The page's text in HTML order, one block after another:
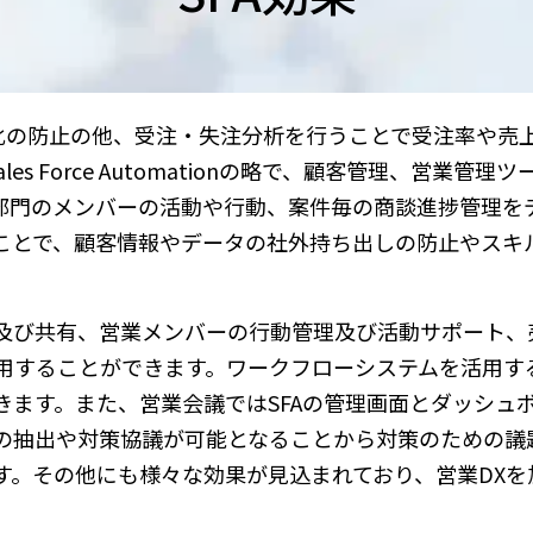
防止の他、受注・失注分析を行うことで受注率や売
Force Automationの略で、顧客管理、営業管理ツ
のメンバーの活動や行動、案件毎の商談進捗管理を
で、顧客情報やデータの社外持ち出しの防止やスキ
共有、営業メンバーの行動管理及び活動サポート
ることができます。ワークフローシステムを活用す
す。また、営業会議ではSFAの管理画面とダッシュ
出や対策協議が可能となることから対策のための
その他にも様々な効果が見込まれており、営業DX